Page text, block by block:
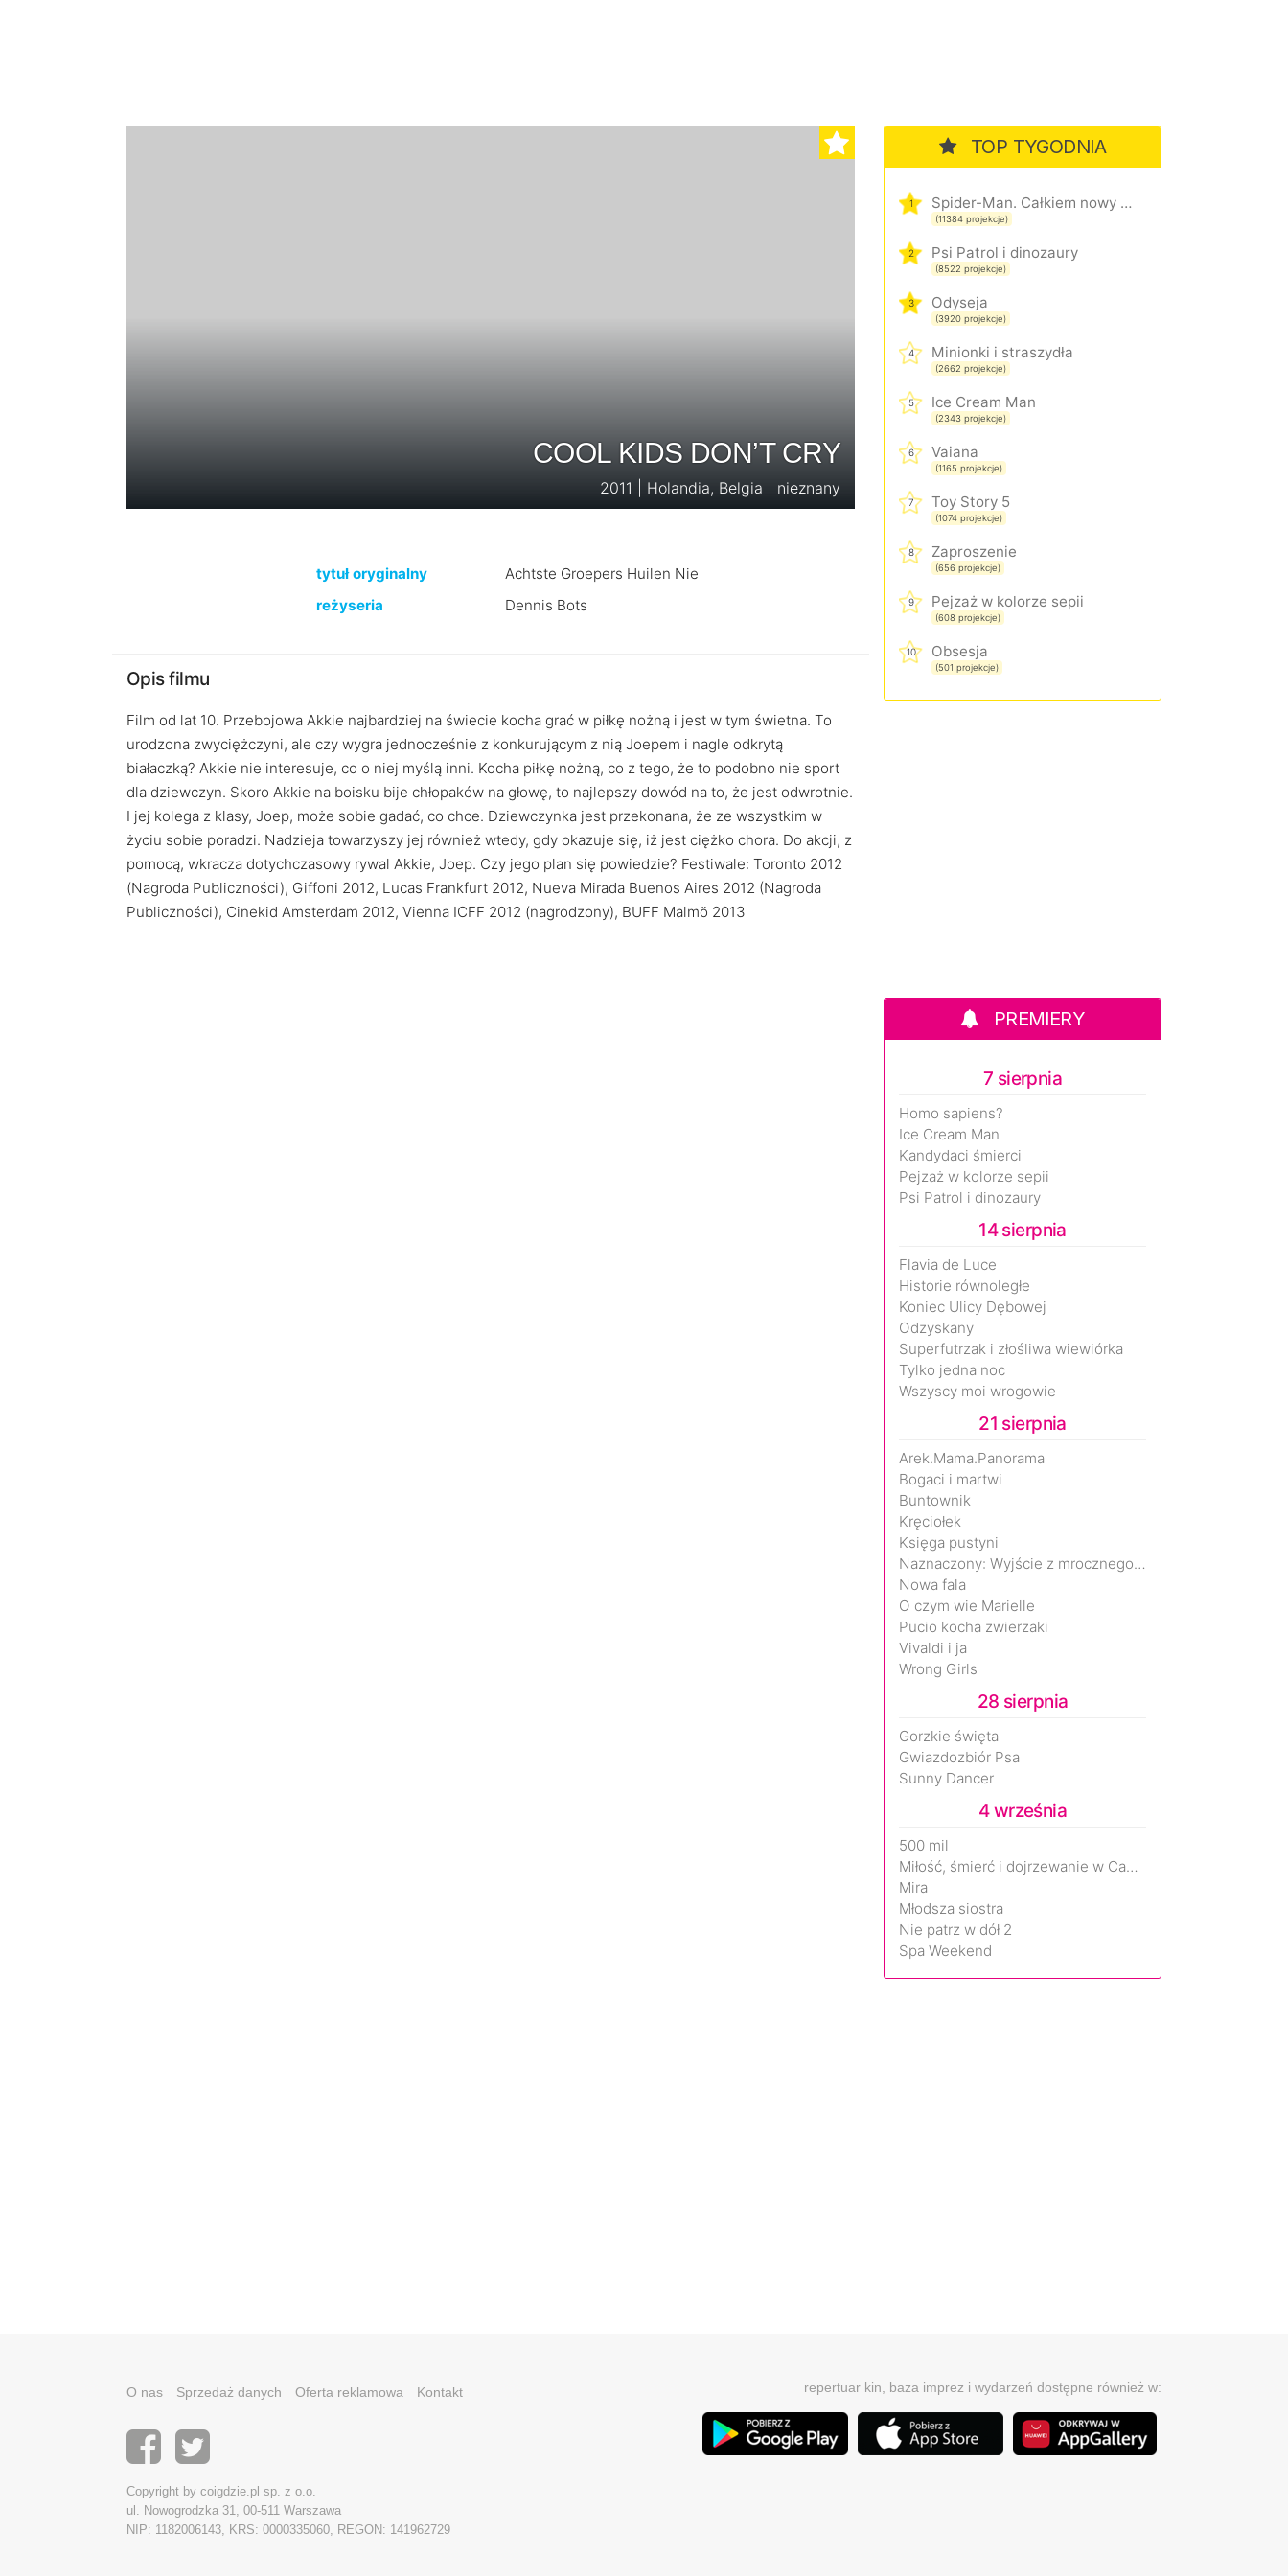
COOL KIDS DON’T CRY
2011 | Holandia, Belgia | nieznany
tytuł oryginalny
Achtste Groepers Huilen Nie
reżyseria
Dennis Bots
Opis filmu
Film od lat 10. Przebojowa Akkie najbardziej na świecie kocha grać w piłkę nożną i jest w tym świetna. To
urodzona zwyciężczyni, ale czy wygra jednocześnie z konkurującym z nią Joepem i nagle odkrytą
białaczką? Akkie nie interesuje, co o niej myślą inni. Kocha piłkę nożną, co z tego, że to podobno nie sport
dla dziewczyn. Skoro Akkie na boisku bije chłopaków na głowę, to najlepszy dowód na to, że jest odwrotnie.
I jej kolega z klasy, Joep, może sobie gadać, co chce. Dziewczynka jest przekonana, że ze wszystkim w
życiu sobie poradzi. Nadzieja towarzyszy jej również wtedy, gdy okazuje się, iż jest ciężko chora. Do akcji, z
pomocą, wkracza dotychczasowy rywal Akkie, Joep. Czy jego plan się powiedzie? Festiwale: Toronto 2012
(Nagroda Publiczności), Giffoni 2012, Lucas Frankfurt 2012, Nueva Mirada Buenos Aires 2012 (Nagroda
Publiczności), Cinekid Amsterdam 2012, Vienna ICFF 2012 (nagrodzony), BUFF Malmö 2013
TOP TYGODNIA
1 Spider-Man. Całkiem nowy dzień
(11384 projekcje)
2 Psi Patrol i dinozaury
(8522 projekcje)
3 Odyseja
(3920 projekcje)
4 Minionki i straszydła
(2662 projekcje)
5 Ice Cream Man
(2343 projekcje)
6 Vaiana
(1165 projekcje)
7 Toy Story 5
(1074 projekcje)
8 Zaproszenie
(656 projekcje)
9 Pejzaż w kolorze sepii
(608 projekcje)
10 Obsesja
(501 projekcje)
PREMIERY
7 sierpnia
Homo sapiens?
Ice Cream Man
Kandydaci śmierci
Pejzaż w kolorze sepii
Psi Patrol i dinozaury
14 sierpnia
Flavia de Luce
Historie równoległe
Koniec Ulicy Dębowej
Odzyskany
Superfutrzak i złośliwa wiewiórka
Tylko jedna noc
Wszyscy moi wrogowie
21 sierpnia
Arek.Mama.Panorama
Bogaci i martwi
Buntownik
Kręciołek
Księga pustyni
Naznaczony: Wyjście z mrocznego wymiaru
Nowa fala
O czym wie Marielle
Pucio kocha zwierzaki
Vivaldi i ja
Wrong Girls
28 sierpnia
Gorzkie święta
Gwiazdozbiór Psa
Sunny Dancer
4 września
500 mil
Miłość, śmierć i dojrzewanie w Camp Miasma
Mira
Młodsza siostra
Nie patrz w dół 2
Spa Weekend
O nas Sprzedaż danych Oferta reklamowa Kontakt
Copyright by coigdzie.pl sp. z o.o.
ul. Nowogrodzka 31, 00-511 Warszawa
NIP: 1182006143, KRS: 0000335060, REGON: 141962729
repertuar kin, baza imprez i wydarzeń dostępne również w: